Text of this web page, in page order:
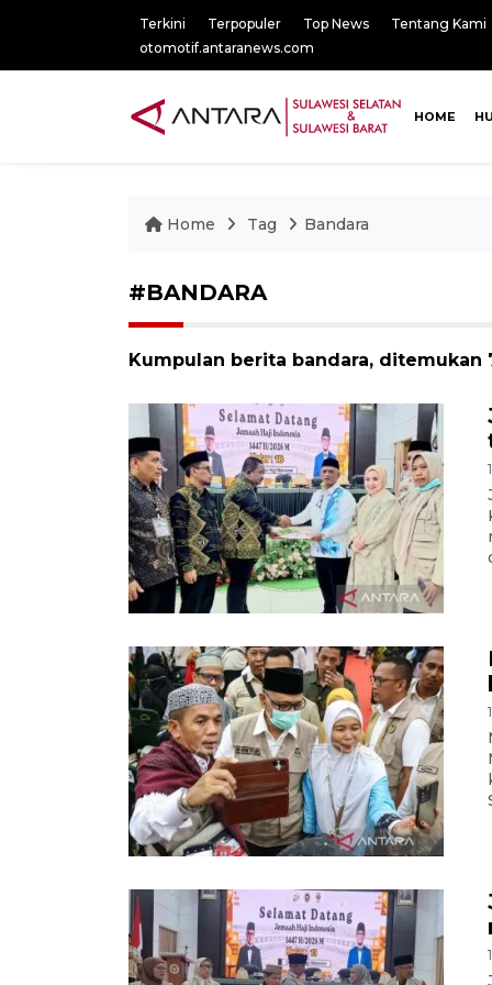
Terkini Terpopuler Top News
Tentang Kami
otomotif.antaranews.com
HOME
Home Tag Bandara
#BANDARA
Kumpulan berita bandara, ditemukan